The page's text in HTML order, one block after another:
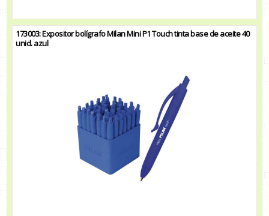
173003: Expositor bolígrafo Milan Mini P1 Touch tinta base de aceite 40
unid. azul